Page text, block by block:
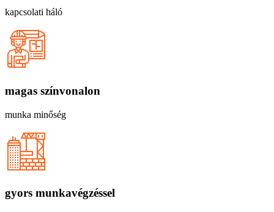
kapcsolati háló
magas színvonalon
munka minőség
gyors munkavégzéssel